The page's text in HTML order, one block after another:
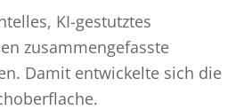
KI-gestutztes
zusammengefasste
Damit entwickelte sich die